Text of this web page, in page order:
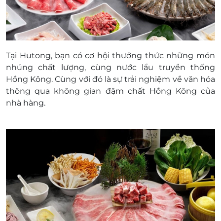
Tại Hutong, bạn có cơ hội thưởng thức những món
nhúng chất lượng, cùng nước lẩu truyền thống
Hồng Kông. Cùng với đó là sự trải nghiệm về văn hóa
thông qua không gian đậm chất Hồng Kông của
nhà hàng.